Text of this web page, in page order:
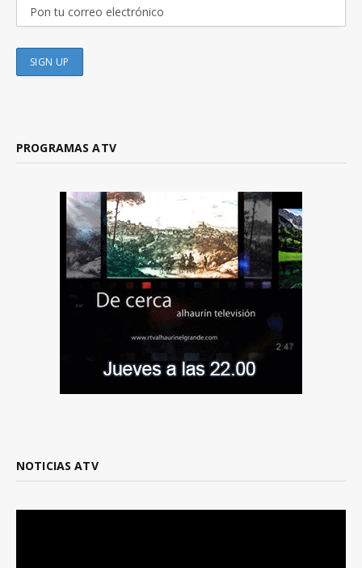
PROGRAMAS ATV
NOTICIAS ATV